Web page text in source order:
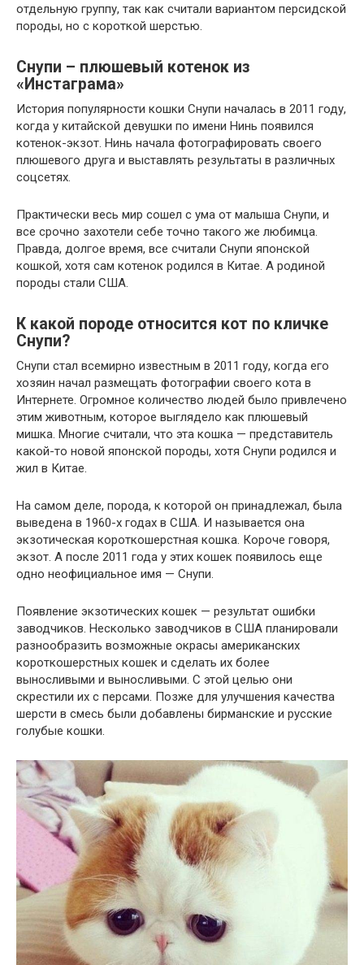
отдельную группу, так как считали вариантом персидской
породы, но с короткой шерстью.
Снупи – плюшевый котенок из
«Инстаграма»
История популярности кошки Снупи началась в 2011 году,
когда у китайской девушки по имени Нинь появился
котенок-экзот. Нинь начала фотографировать своего
плюшевого друга и выставлять результаты в различных
соцсетях.
Практически весь мир сошел с ума от малыша Снупи, и
все срочно захотели себе точно такого же любимца.
Правда, долгое время, все считали Снупи японской
кошкой, хотя сам котенок родился в Китае. А родиной
породы стали США.
К какой породе относится кот по кличке
Снупи?
Снупи стал всемирно известным в 2011 году, когда его
хозяин начал размещать фотографии своего кота в
Интернете. Огромное количество людей было привлечено
этим животным, которое выглядело как плюшевый
мишка. Многие считали, что эта кошка — представитель
какой-то новой японской породы, хотя Снупи родился и
жил в Китае.
На самом деле, порода, к которой он принадлежал, была
выведена в 1960-х годах в США. И называется она
экзотическая короткошерстная кошка. Короче говоря,
экзот. А после 2011 года у этих кошек появилось еще
одно неофициальное имя — Снупи.
Появление экзотических кошек — результат ошибки
заводчиков. Несколько заводчиков в США планировали
разнообразить возможные окрасы американских
короткошерстных кошек и сделать их более
выносливыми и выносливыми. С этой целью они
скрестили их с персами. Позже для улучшения качества
шерсти в смесь были добавлены бирманские и русские
голубые кошки.